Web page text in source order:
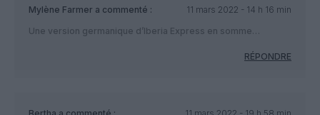
Mylène Farmer a commenté :
11 mars 2022 - 14 h 16 min
Une version germanique d’Iberia Express en somme…
RÉPONDRE